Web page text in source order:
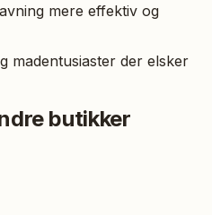
mere effektiv og
madentusiaster der elsker
butikker